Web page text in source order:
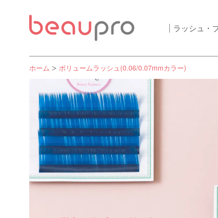
ラッシュ・
ホーム ボリュームラッシュ(0.06/0.07mmカラー)